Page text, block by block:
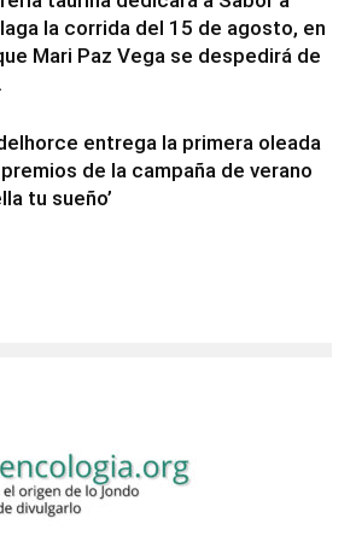
la corrida del 15 de agosto, en
Mari Paz Vega se despedirá de
entrega la primera oleada
de la campaña de verano
tu sueño’